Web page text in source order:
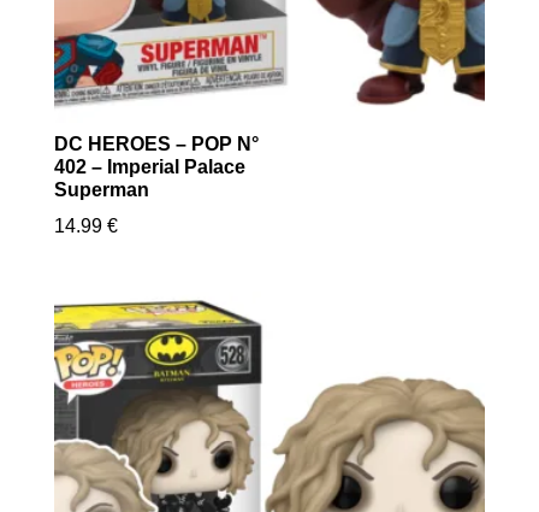
DC HEROES – POP N°
402 – Imperial Palace
Superman
14.99 €